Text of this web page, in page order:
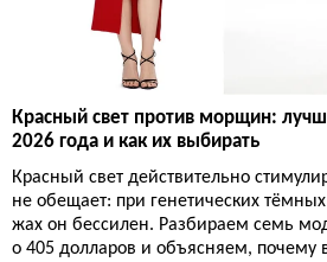
Красный свет против морщин:
2026 года и как их выбирать
Красный свет действительно
не обещает: при генетических
жах он бессилен. Разбираем семь
о 405 долларов и объясняем, почему